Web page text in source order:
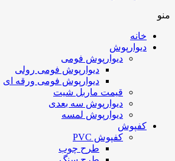
منو
خانه
دیوارپوش
دیوارپوش فومی
دیوارپوش فومی رولی
دیوارپوش فومی ورقه ای
قیمت ماربل شیت
دیوارپوش سه بعدی
دیوارپوش لمسه
کفپوش
کفپوش PVC
طرح چوب